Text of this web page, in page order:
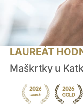
LAUREÁT
Maškrtky u